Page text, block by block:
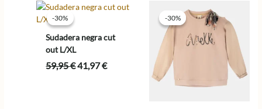
74,95 €.52,47 €.
59,95 €.
-30%
-30%
Sudadera negra cut
out L/XL
59,95€El
41,97€El
-30%
-30%